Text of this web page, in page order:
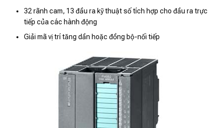
32 rãnh cam, 13 đầu ra kỹ thuật số tích hợp cho đầu ra trực
tiếp của các hành động
Giải mã vị trí tăng dần hoặc đồng bộ-nối tiếp